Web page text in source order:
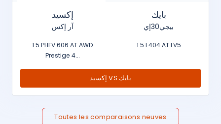
إكسيد
آر إكس
1.5 PHEV 606 AT AWD
Prestige 4...
بايك
بيجي30إي
1.5 l 404 AT LV5
إكسيد VS بايك
Toutes les comparaisons neuves